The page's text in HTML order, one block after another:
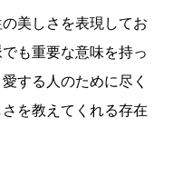
美しさを表現してお
も重要な意味を持っ
する人のために尽く
を教えてくれる存在